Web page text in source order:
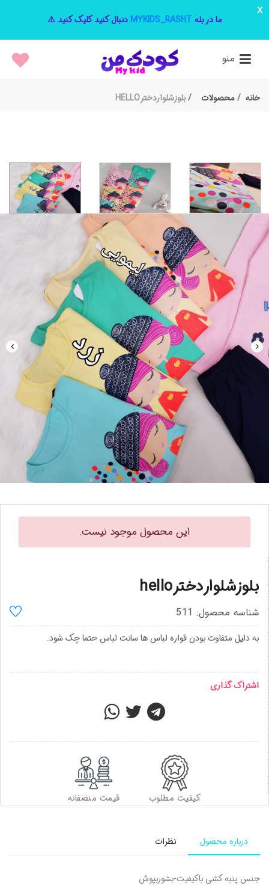
ما در بلهMYKIDS_RASHT دنبال کنید کلیک کنید ⚠️
x
منو
خانه محصولات بلوزشلواردخترHELLO
این محصول موجود نیست.
بلوزشلواردخترhello
شناسه محصول: 511
به دلیل متفاوت بودن قواره لباس ها سانت لباس حتما چک شود.
اشتراک گذاری
قیمت منصفانه کیفیت مطلوب
درباره محصول نظرات
جنس پنبه کشی باکیفیت-بشوربپوش